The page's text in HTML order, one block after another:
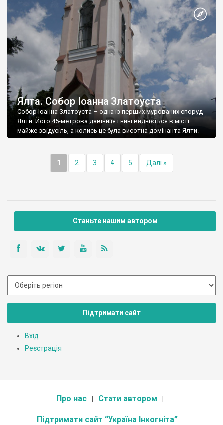
Ялта. Собор Іоанна Златоуста
Собор Іоанна Златоуста – одна із перших мурованих споруд
Ялти. Його 45-метрова дзвіниця і нині видніється в місті
майже звідусіль, а колись це була висотна домінанта Ялти.
1 2 3 4 5 Далі »
Станьте нашим автором
Підтримати сайт
Вхід
Реєстрація
Про нас Стати автором
Підтримати сайт “Україна Інкогніта”